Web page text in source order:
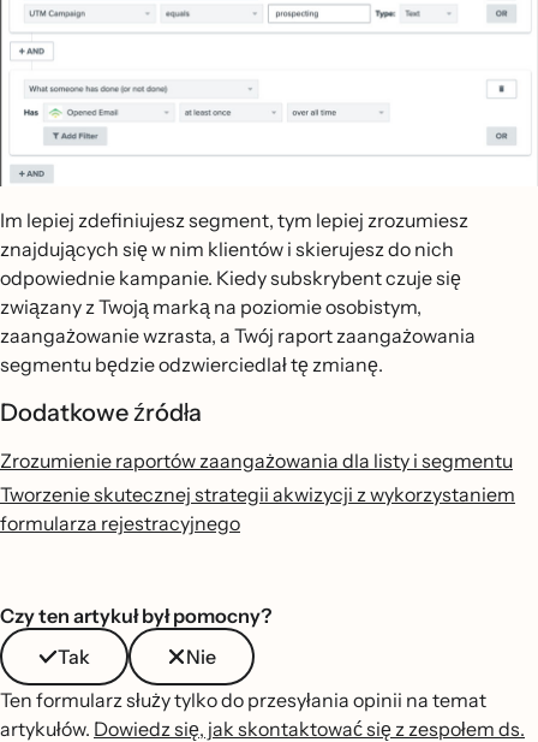
Im lepiej zdefiniujesz segment, tym lepiej zrozumiesz
znajdujących się w nim klientów i skierujesz do nich
odpowiednie kampanie. Kiedy subskrybent czuje się
związany z Twoją marką na poziomie osobistym,
zaangażowanie wzrasta, a Twój raport zaangażowania
segmentu będzie odzwierciedlał tę zmianę.
Dodatkowe źródła
Zrozumienie raportów zaangażowania dla listy i segmentu
Tworzenie skutecznej strategii akwizycji z wykorzystaniem
formularza rejestracyjnego
Czy ten artykuł był pomocny?
Tak
Nie
Ten formularz służy tylko do przesyłania opinii na temat
artykułów. Dowiedz się, jak skontaktować się z zespołem ds.